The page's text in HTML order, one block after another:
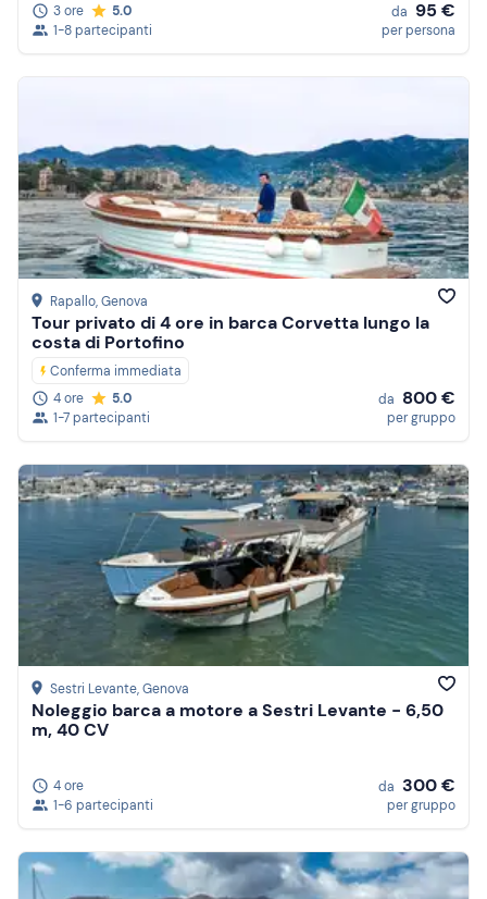
3 ore
5.0
1-8 partecipanti
da 95 €
per persona
Rapallo, Genova
Tour privato di 4 ore in barca Corvetta lungo la
costa di Portofino
Conferma immediata
4 ore
5.0
1-7 partecipanti
da 800 €
per gruppo
Sestri Levante, Genova
Noleggio barca a motore a Sestri Levante - 6,50
m, 40 CV
4 ore
1-6 partecipanti
da 300 €
per gruppo